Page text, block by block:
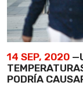
14 SEP, 2020
PODRÍA